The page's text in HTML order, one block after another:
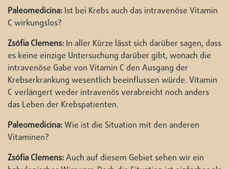
Paleomedicina: Ist bei Krebs auch das intravenöse Vitamin
C wirkungslos?
Zsófia Clemens: In aller Kürze lässt sich darüber sagen, dass
es keine einzige Untersuchung darüber gibt, wonach die
intravenöse Gabe von Vitamin C den Ausgang der
Krebserkrankung wesentlich beeinflussen würde. Vitamin
C verlängert weder intravenös verabreicht noch anders
das Leben der Krebspatienten.
Paleomedicina:Wie ist die Situation mit den anderen
Vitaminen?
Zsófia Clemens:Auch auf diesem Gebiet sehen wir ein